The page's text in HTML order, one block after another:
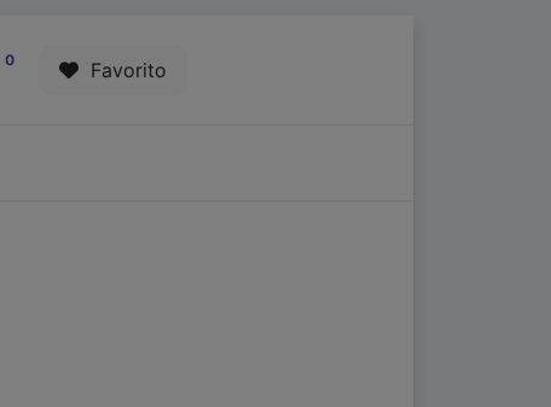
0 Favorito